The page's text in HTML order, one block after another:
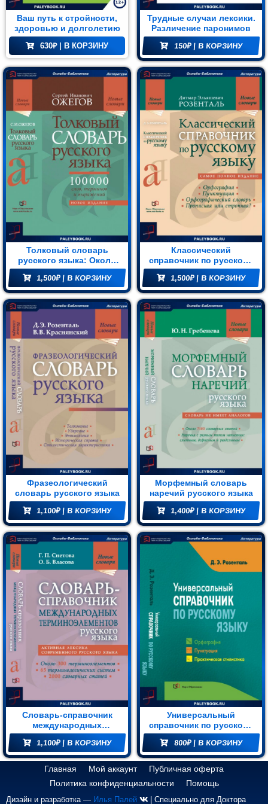
(1)
(1)
(1)
(1)
(1)
(2)
Мир и
(74)
~ 400 книжных листов
~ 600 книжных листов
~ 700 книжных листов
~ 800 книжных листов
Доступные форматы
ePUB iOS
MOBI
PDF
Ваш путь к стройности,
здоровью и долголетию
630₽ | В КОРЗИНУ
Трудные случаи лексики.
Различение паронимов
150₽ | В КОРЗИНУ
Толковый словарь
русского языка: Около
100 000 слов, терминов и
фразеологических
выражений
1,500₽ | В КОРЗИНУ
Классический
справочник по русскому
языку. Орфография.
Пунктуация.
Орфографический
словарь. Прописная или
строчная?
1,500₽ | В КОРЗИНУ
Фразеологический
словарь русского языка
1,100₽ | В КОРЗИНУ
Морфемный словарь
наречий русского языка
1,400₽ | В КОРЗИНУ
Словарь-справочник
международных
терминоэлементов
русского языка
1,100₽ | В КОРЗИНУ
Универсальный
справочник по русскому
языку: Орфография.
Пунктуация.
Практическая стилистика
800₽ | В КОРЗИНУ
Главная Мой аккаунт
Публичная оферта
Политика конфиденциальности
Помощь
Дизайн и разработка — Илья Палей | Специально для Доктора